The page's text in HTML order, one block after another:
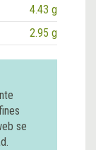
4.43 g
2.95 g
se